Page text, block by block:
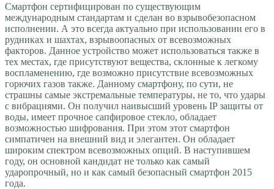
Смартфон сертифицирован по существующим
международным стандартам и сделан во взрывобезопасном
исполнении. А это всегда актуально при использовании его в
рудниках и шахтах, взрывоопасных от всевозможных
факторов. Данное устройство может использоваться также в
тех местах, где присутствуют вещества, склонные к легкому
воспламенению, где возможно присутствие всевозможных
горючих газов также. Данному смартфону, по сути, не
страшны самые экстремальные температуры, не то, что удары
с вибрациями. Он получил наивысший уровень IP защиты от
воды, имеет прочное сапфировое стекло, обладает
возможностью шифрования. При этом этот смартфон
симпатичен на внешний вид и элегантен. Он обладает
широким спектром всевозможных опций. В наступившем
году, он основной кандидат не только как самый
ударопрочный, но и как самый безопасный смартфон 2015
года.